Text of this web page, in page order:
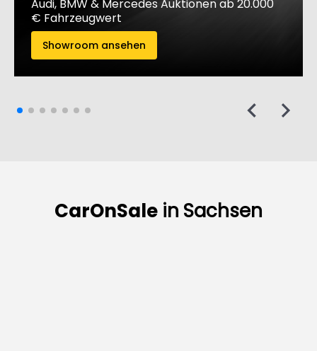
Audi, BMW & Mercedes Auktionen ab 20.000
€ Fahrzeugwert
Showroom ansehen
CarOnSale in Sachsen